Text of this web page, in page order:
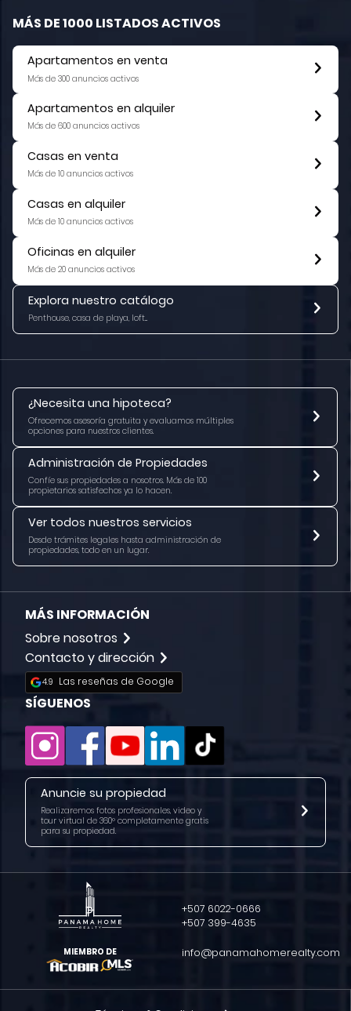
MIEMBRO DE
-0666
6022
+507
4635
399-
+507
panamahomerealty.com
info@
MÁS DE 1000 LISTADOS ACTIVOS
Apartamentos en venta
Más de 300 anuncios activos
Apartamentos en alquiler
Más de 600 anuncios activos
Casas en venta
Más de 10 anuncios activos
Casas en alquiler
Más de 10 anuncios activos
Oficinas en alquiler
Más de 20 anuncios activos
Explora nuestro catálogo
Penthouse, casa de playa, loft...
¿Necesita una hipoteca?
Ofrecemos asesoría gratuita y evaluamos múltiples
opciones para nuestros clientes.
Administración de Propiedades
Confíe sus propiedades a nosotros. Más de 100
propietarios satisfechos ya lo hacen.
Ver todos nuestros servicios
Desde trámites legales hasta administración de
propiedades, todo en un lugar.
Anuncie su propiedad
Realizaremos fotos profesionales, video y
tour virtual de 360° completamente gratis
para su propiedad.
SÍGUENOS
MÁS INFORMACIÓN
Sobre nosotros
Contacto y dirección
4.9 Las reseñas de Google